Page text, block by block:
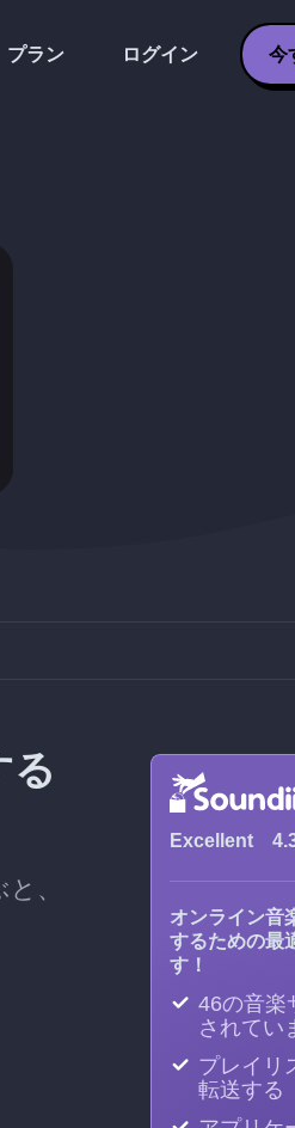
プラン ログイン 今
、
Excellent
オンライン音
するための最
す！
46の音楽
されてい
プレイリ
転送する